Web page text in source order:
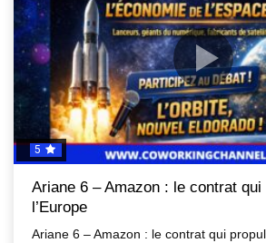
5
Ariane 6 – Amazon : le contrat qui
l’Europe
Ariane 6 – Amazon : le contrat qui